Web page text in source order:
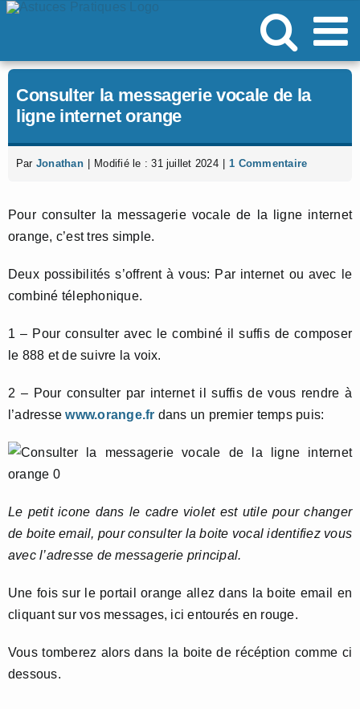
Passer
Consulter la messagerie vocale de la
ligne internet orange
Par Jonathan Modifié le : 31 juillet 2024 1 Commentaire
Pour consulter la messagerie vocale de la ligne internet
orange, c’est tres simple.
Deux possibilités s’offrent à vous: Par internet ou avec le
combiné télephonique.
1 – Pour consulter avec le combiné il suffis de composer
le 888 et de suivre la voix.
2 – Pour consulter par internet il suffis de vous rendre à
l’adressewww.orange.fr dans un premier temps puis:
Le petit icone dans le cadre violet est utile pour changer
de boite email, pour consulter la boite vocal identifiez vous
avec l’adresse de messagerie principal.
Une fois sur le portail orange allez dans la boite email en
cliquant sur vos messages, ici entourés en rouge.
Vous tomberez alors dans la boite de récéption comme ci
dessous.